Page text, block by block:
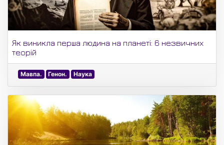
Як виникла перша людина на планеті: 6 незвичних
теорій
Мавпа. Генон. Наука